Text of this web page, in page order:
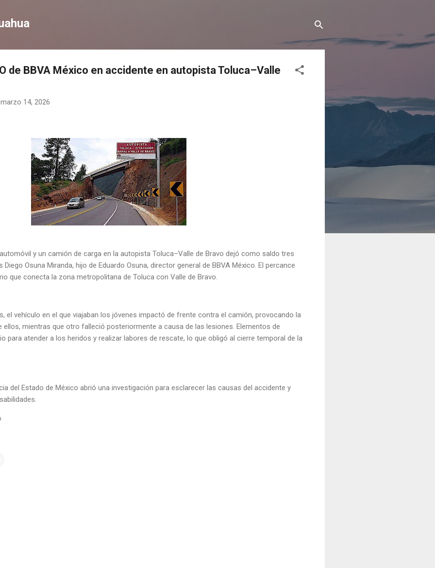
de BBVA México en accidente en autopista Toluca–Valle
marzo 14, 2026
y un camión de carga en la autopista Toluca–Valle de Bravo dejó como saldo tres
Osuna Miranda, hijo de Eduardo Osuna, director general de BBVA México. El percance
que conecta la zona metropolitana de Toluca con Valle de Bravo.
el vehículo en el que viajaban los jóvenes impactó de frente contra el camión, provocando la
ellos, mientras que otro falleció posteriormente a causa de las lesiones. Elementos de
para atender a los heridos y realizar labores de rescate, lo que obligó al cierre temporal de la
del Estado de México abrió una investigación para esclarecer las causas del accidente y